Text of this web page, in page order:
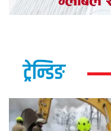
ट्रेन्डिङ